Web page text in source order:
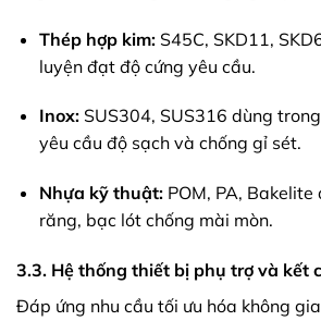
Thép hợp kim:S45C, SKD11,
luyện đạt độ cứng yêu cầu.
Inox:SUS304, SUS316 dùng
yêu cầu độ sạch và chống gỉ sét.
Nhựa kỹ thuật:POM, PA, Bakelite
răng, bạc lót chống mài mòn.
3.3. Hệ thống thiết bị phụ trợ và kết
Đáp ứng nhu cầu tối ưu hóa không